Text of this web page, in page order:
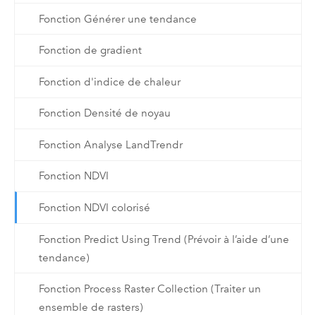
Fonction Générer une tendance
Fonction de gradient
Fonction d'indice de chaleur
Fonction Densité de noyau
Fonction Analyse LandTrendr
Fonction NDVI
Fonction NDVI colorisé
Fonction Predict Using Trend (Prévoir à l’aide d’une
tendance)
Fonction Process Raster Collection (Traiter un
ensemble de rasters)